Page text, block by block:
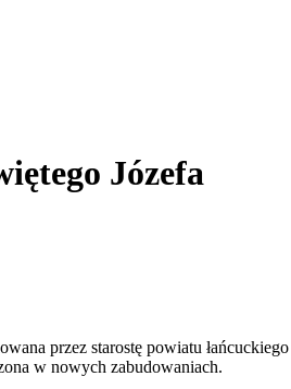
Józefa
przez starostę powiatu
w nowych zabudowaniach.